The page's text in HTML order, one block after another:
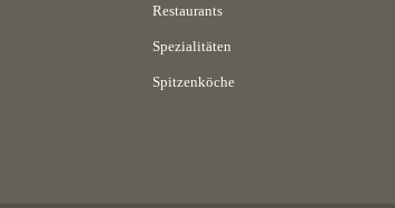
Restaurants
Spezialitäten
Spitzenköche